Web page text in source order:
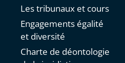
Les tribunaux et cours
Engagements égalité
et diversité
Charte de déontologie